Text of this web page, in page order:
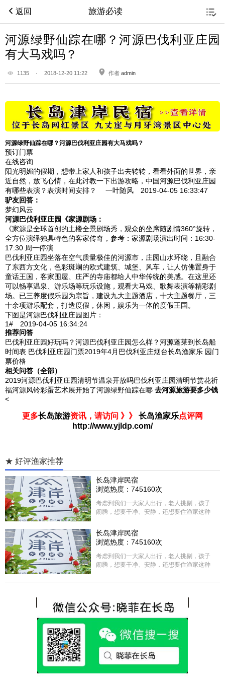
返回 旅游必读
河源绿野仙踪在哪？河源巴伐利亚庄园
有大马戏吗？
1135 · 2018-12-20 11:22 作者 admin
河源绿野仙踪在哪？河源巴伐利亚庄园有大马戏吗？
预订门票
在线咨询
阳光明媚的假期，想带上家人和孩子出去转转，看看外面的世界，亲
近自然，放飞心情，在此讨教一下出游攻略，中国河源巴伐利亚庄园
有哪些表演？表演时间安排？
一叶随风 2019-04-05 16:33:47
驴友回答：
梦幻风云
河源巴伐利亚庄园
《家源剧场：
《家源是全球首创的土楼全景剧场秀，观众的坐席随剧情360°旋转，
全方位演绎独具特色的客家传奇，参考：家源剧场演出时间：16:30-
17:30 周一停演
巴伐利亚庄园坐落在空气质量极佳的河源市，庄园山水环绕，且融合
了东西方文化，色彩斑斓的欧式建筑、城堡、风车，让人仿佛置身于
童话王国，客家围屋、庄严的寺庙都给人中华传统的美感。在这里还
可以畅享温泉、游乐场等玩乐设施，观看大马戏、歌舞表演等精彩剧
场。已三养度假乐园为宗旨，建设九大主题酒店，十大主题餐厅，三
十余项游乐配套，打造度假，休闲，娱乐为一体的度假王国。
下图是河源巴伐利亚庄园图片：
1# 2019-04-05 16:34:24
推荐问答
巴伐利亚庄园好玩吗？河源巴伐利亚庄园怎么样？河源蓬莱到长岛船
时间表 巴伐利亚庄园门票2019年4月巴伐利亚庄烟台长岛渔家乐 园门
票价格
相关问答（全部）
2019河源巴伐利亚庄园清明节温泉开放吗巴伐利亚庄园清明节赏花祈
福河源风铃彩蛋艺术展开始了河源绿野仙踪在哪 去河源旅游要多少钱
<
更多长岛旅游资讯，请访问 》》 长岛渔家乐点评网
http://www.yjldp.com/
★ 好评渔家推荐
长岛津岸民宿
浏览热度：745160次
考虑到我们一大家人出行，老人挑剔，孩子
闹腾，想要干净、安静，还想要住渔家这种
选择津岸民宿，实际体验客房很干净，饭菜
方面家里老人也很满意，整体饭菜给搭配的
很好，每顿饭也不重样的，海鲜确实是非常
的新鲜呢，另外值得一提的是，他家的海菜
包子非常好吃。 其实长岛可选的酒店、民宿
各不相同，可以根据自己的喜好选择。非常
热情，能根据我提出的需求来安排房间，这
点很好。
长岛津岸民宿
浏览热度：745160次
考虑到我们一大家人出行，老人挑剔，孩子
闹腾，想要干净、安静，还想要住渔家这种
选择津岸民宿，实际体验客房很干净，饭菜
很好，每顿饭也不重样的，海鲜确实是非常
的新鲜呢，另外值得一提的是，他家的海菜
包子非常好吃。 其实长岛可选的酒店、民宿
各不相同，可以根据自己的喜好选择。非常
推荐津岸民宿，关键是老板娘晓菲很细心、
热情，能根据我提出的需求来安排房间，这
点很好。